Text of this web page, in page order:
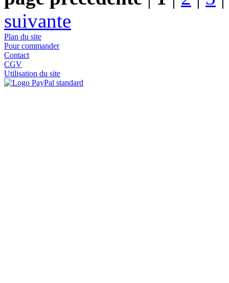
suivante
Plan du site
Pour commander
Contact
CGV
Utilisation du site